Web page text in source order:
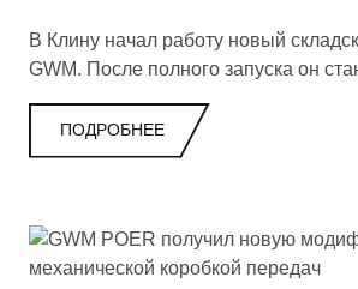
В Клину начал работу новый
GWM. После полного запуска он
дилеров Haval и TANK в России и
ПОДРОБНЕЕ